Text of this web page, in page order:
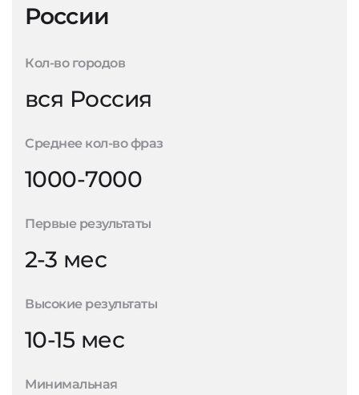
России
Кол-во городов
вся Россия
Среднее кол-во фраз
1000-7000
Первые результаты
2-3 мес
Высокие результаты
10-15 мес
Минимальная